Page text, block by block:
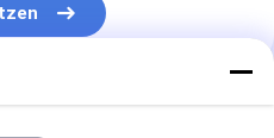
bildet